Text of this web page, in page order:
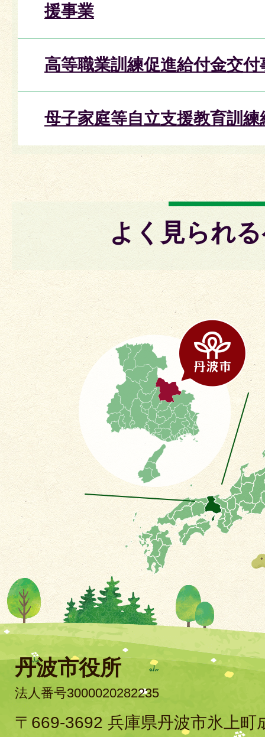
援事業
高等職業訓練促進給付金交付
母子家庭等自立支援教育訓練
よく見られ
丹波市役所
法人番号3000020282235
〒669-3692 兵庫県丹波市氷上町